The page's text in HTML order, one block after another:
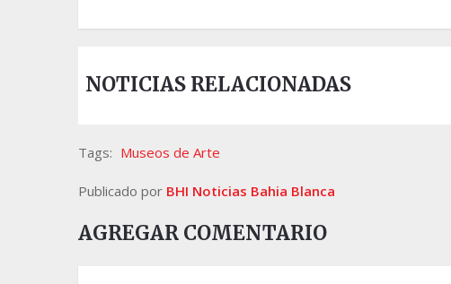
NOTICIAS RELACIONADAS
Tags: Museos de Arte
Publicado por BHI Noticias Bahia Blanca
AGREGAR COMENTARIO